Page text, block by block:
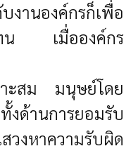
านองค์กรก็เพื่อ
ทน เมื่อองค์กร
ะสม มนุษย์โดย
งด้านการยอมรับ
งหาความรับผิด